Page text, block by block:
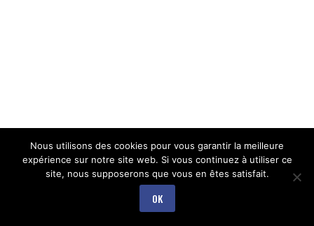
Nous utilisons des cookies pour vous garantir la meilleure
expérience sur notre site web. Si vous continuez à utiliser ce
site, nous supposerons que vous en êtes satisfait.
OK